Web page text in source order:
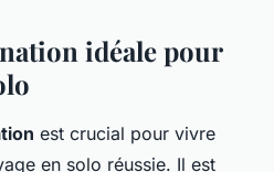
idéale pour
est crucial pour vivre
en solo réussie. Il est